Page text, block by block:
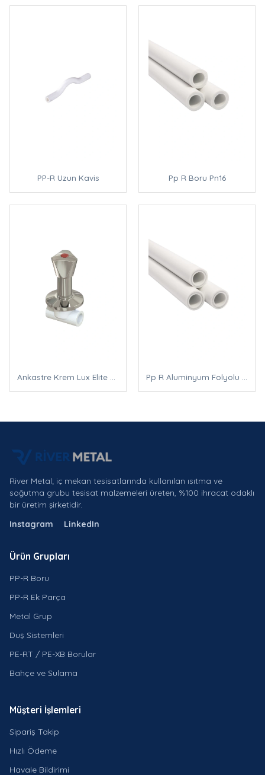
PP-R Uzun Kavis Pp R Boru Pn16
River Metal; iç mekan tesisatlarında kullanılan ısıtma ve
soğutma grubu tesisat malzemeleri üreten, %100 ihracat odaklı
bir üretim şirketidir.
Instagram LinkedIn
Ürün Grupları
PP-R Boru
PP-R Ek Parça
Metal Grup
Duş Sistemleri
PE-RT / PE-XB Borular
Bahçe ve Sulama
Müşteri İşlemleri
Sipariş Takip
Hızlı Ödeme
Havale Bildirimi